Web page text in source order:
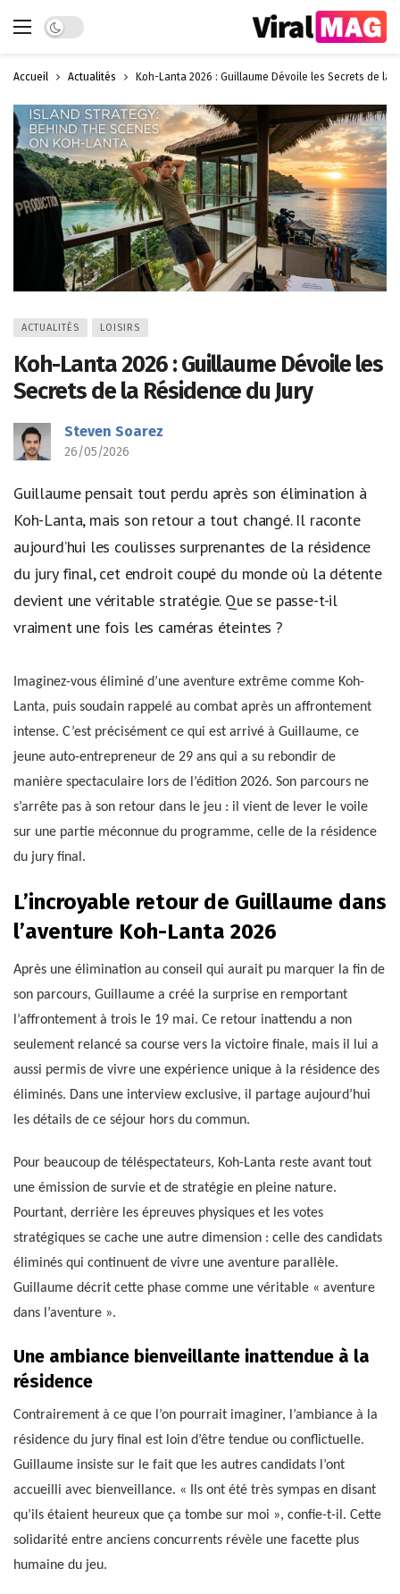
Dark mode
Accueil Actualités Koh-Lanta 2026 : Guillaume Dévoile les Secrets de la
ACTUALITÉS LOISIRS
Koh-Lanta 2026 : Guillaume Dévoile les
Secrets de la Résidence du Jury
Steven Soarez
26/05/2026
Guillaume pensait tout perdu après son élimination à
Koh-Lanta, mais son retour a tout changé. Il raconte
aujourd’hui les coulisses surprenantes de la résidence
du jury final, cet endroit coupé du monde où la détente
devient une véritable stratégie. Que se passe-t-il
vraiment une fois les caméras éteintes ?
Imaginez-vous éliminé d’une aventure extrême comme Koh-
Lanta, puis soudain rappelé au combat après un affrontement
intense. C’est précisément ce qui est arrivé à Guillaume, ce
jeune auto-entrepreneur de 29 ans qui a su rebondir de
manière spectaculaire lors de l’édition 2026. Son parcours ne
s’arrête pas à son retour dans le jeu : il vient de lever le voile
sur une partie méconnue du programme, celle de la résidence
du jury final.
L’incroyable retour de Guillaume dans
l’aventure Koh-Lanta 2026
Après une élimination au conseil qui aurait pu marquer la fin de
son parcours, Guillaume a créé la surprise en remportant
l’affrontement à trois le 19 mai. Ce retour inattendu a non
seulement relancé sa course vers la victoire finale, mais il lui a
aussi permis de vivre une expérience unique à la résidence des
éliminés. Dans une interview exclusive, il partage aujourd’hui
les détails de ce séjour hors du commun.
Pour beaucoup de téléspectateurs, Koh-Lanta reste avant tout
une émission de survie et de stratégie en pleine nature.
Pourtant, derrière les épreuves physiques et les votes
stratégiques se cache une autre dimension : celle des candidats
éliminés qui continuent de vivre une aventure parallèle.
Guillaume décrit cette phase comme une véritable « aventure
dans l’aventure ».
Une ambiance bienveillante inattendue à la
résidence
Contrairement à ce que l’on pourrait imaginer, l’ambiance à la
résidence du jury final est loin d’être tendue ou conflictuelle.
Guillaume insiste sur le fait que les autres candidats l’ont
accueilli avec bienveillance. « Ils ont été très sympas en disant
qu’ils étaient heureux que ça tombe sur moi », confie-t-il. Cette
solidarité entre anciens concurrents révèle une facette plus
humaine du jeu.